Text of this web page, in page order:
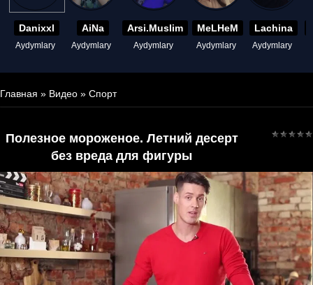
Danixxl
Aydymlary
AiNa
Aydymlary
Arsi.Muslim
Aydymlary
MeLHeM
Aydymlary
Lachina
Aydymlary
Главная » Видео » Спорт
Полезное мороженое. Летний десерт
без вреда для фигуры